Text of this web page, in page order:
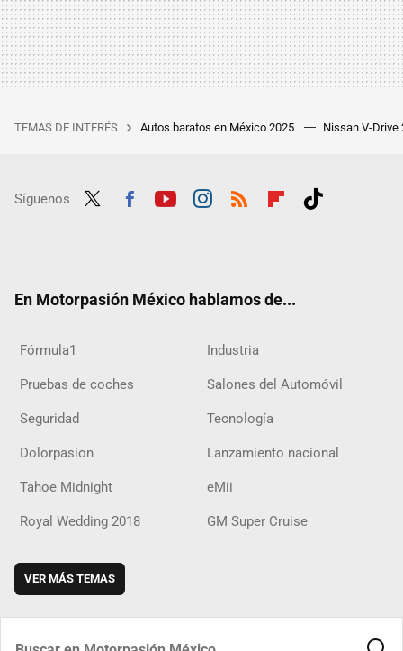
TEMAS DE INTERÉS Autos baratos en México 2025 Nissan V-Drive
Síguenos
En Motorpasión México hablamos de...
Fórmula1 Industria
Pruebas de coches Salones del Automóvil
Seguridad Tecnología
Dolorpasion Lanzamiento nacional
Tahoe Midnight eMii
Royal Wedding 2018 GM Super Cruise
VER MÁS TEMAS